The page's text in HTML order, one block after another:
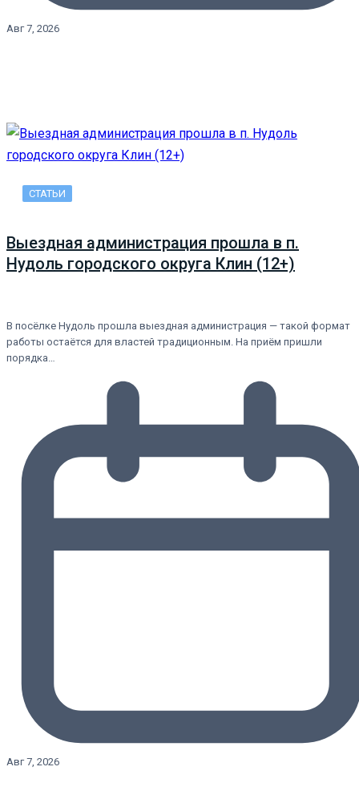
Авг 7, 2026
СТАТЬИ
Выездная администрация прошла в п.
Нудоль городского округа Клин (12+)
В посёлке Нудоль прошла выездная администрация — такой формат
работы остаётся для властей традиционным. На приём пришли
порядка…
Авг 7, 2026